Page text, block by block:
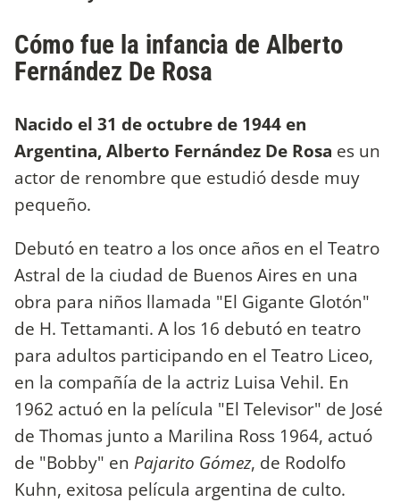
Cómo fue la infancia de Alberto
Fernández De Rosa
Nacido el 31 de octubre de 1944 en
Argentina, Alberto Fernández De Rosa es un
actor de renombre que estudió desde muy
pequeño.
Debutó en teatro a los once años en el Teatro
Astral de la ciudad de Buenos Aires en una
obra para niños llamada "El Gigante Glotón"
de H. Tettamanti. A los 16 debutó en teatro
para adultos participando en el Teatro Liceo,
en la compañía de la actriz Luisa Vehil. En
1962 actuó en la película "El Televisor" de José
de Thomas junto a Marilina Ross 1964, actuó
de "Bobby" en Pajarito Gómez, de Rodolfo
Kuhn, exitosa película argentina de culto.